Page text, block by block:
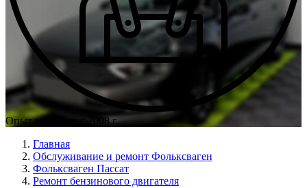
Опыт мастеров с 2008 г.
Главная
Обслуживание и ремонт Фольксваген
Фольксваген Пассат
Ремонт бензинового двигателя